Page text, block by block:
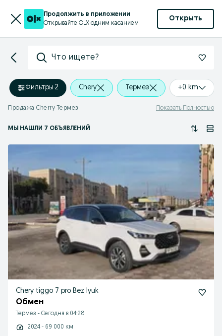
Продолжить в приложении
Открывайте OLX одним касанием
Открыть
Что ищете?
Фильтры·2 Chery Термез +0 km
Продажа Cherry Термез Показать Полностью
МЫ НАШЛИ 7 ОБЪЯВЛЕНИЙ
Chery tiggo 7 pro Bez lyuk
Обмен
Термез - Сегодня в 04:28
2024 - 69 000 км